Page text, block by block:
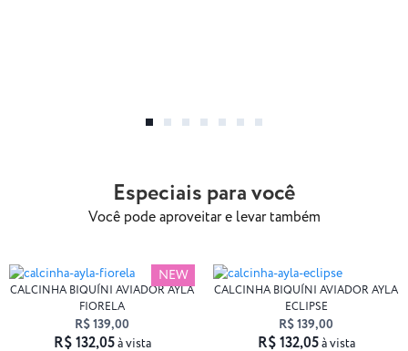
Especiais para você
Você pode aproveitar e levar também
NEW
CALCINHA BIQUÍNI AVIADOR AYLA
FIORELA
R$ 139,00
R$ 132,05à vista
CALCINHA BIQUÍNI AVIADOR AYLA
ECLIPSE
R$ 139,00
R$ 132,05à vista